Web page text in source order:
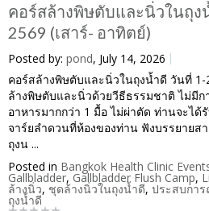
คอร์สล้างพิษตับและนิ่วในถุง
2569 (เสาร์- อาทิตย์)
Posted by: pond, July 14, 2026
คอร์สล้างพิษตับและนิ่วในถุงน้ำดี วันที่ 1-
ล้างพิษตับและนิ่วด้วยวีธีธรรมชาติ ไม่มีก
อาหารมากกว่า 1 มื้อ ไม่ผ่าตัด ท่านจะไ
จาร์ยลำดวนที่ห้องของท่าน ฟังบรรยายส
ถุงน ...
Posted in Bangkok Health Clinic
Gallbladder, Gallbladder Flush Camp,
ล้างนิ่ว, ชุดล้างนิ่วในถุงน้ำดี, ประสบกา
ถุงน้ำดี